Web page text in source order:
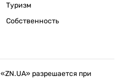
Туризм
Собственность
разрешается при